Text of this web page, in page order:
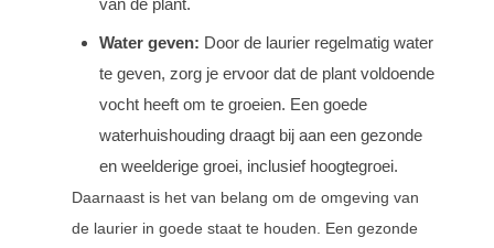
Water geven: Door de laurier regelmatig water
te geven, zorg je ervoor dat de plant voldoende
vocht heeft om te groeien. Een goede
waterhuishouding draagt bij aan een gezonde
en weelderige groei, inclusief hoogtegroei.
Daarnaast is het van belang om de omgeving van
de laurier in goede staat te houden. Een gezonde